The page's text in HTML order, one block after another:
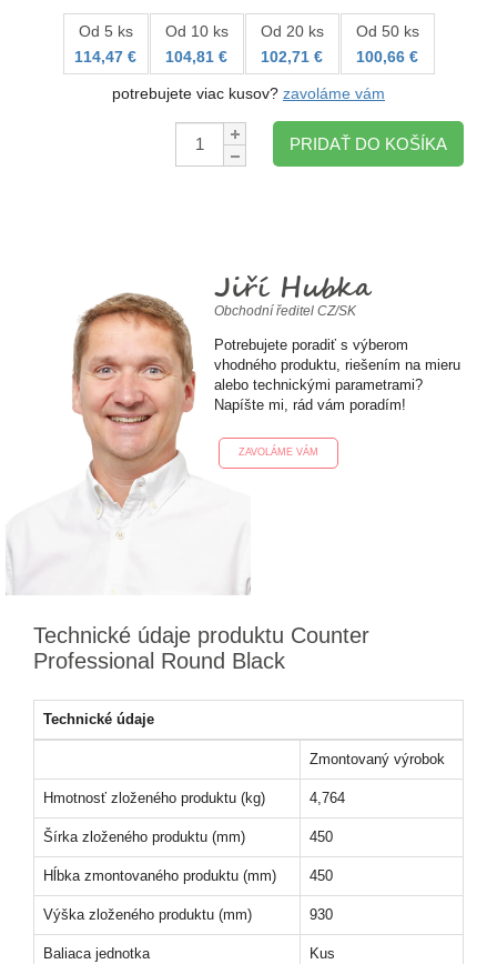
Od 5 ks
114,47 €
Od 10 ks
104,81 €
Od 20 ks
102,71 €
Od 50 ks
100,66 €
potrebujete viac kusov? zavoláme vám
Množstvo:
PRIDAŤ DO KOŠÍKA
Jiří Hubka
Obchodní ředitel CZ/SK
Potrebujete poradiť s výberom
vhodného produktu, riešením na mieru
alebo technickými parametrami?
Napíšte mi, rád vám poradím!
ZAVOLÁME VÁM
Technické údaje produktu Counter
Professional Round Black
Technické údaje
Zmontovaný výrobok
Hmotnosť zloženého produktu (kg) 4,764
Šírka zloženého produktu (mm) 450
Hĺbka zmontovaného produktu (mm) 450
Výška zloženého produktu (mm) 930
Baliaca jednotka Kus